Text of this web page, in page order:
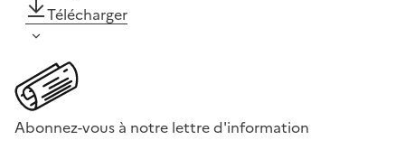
Télécharger
Abonnez-vous à notre lettre d'information